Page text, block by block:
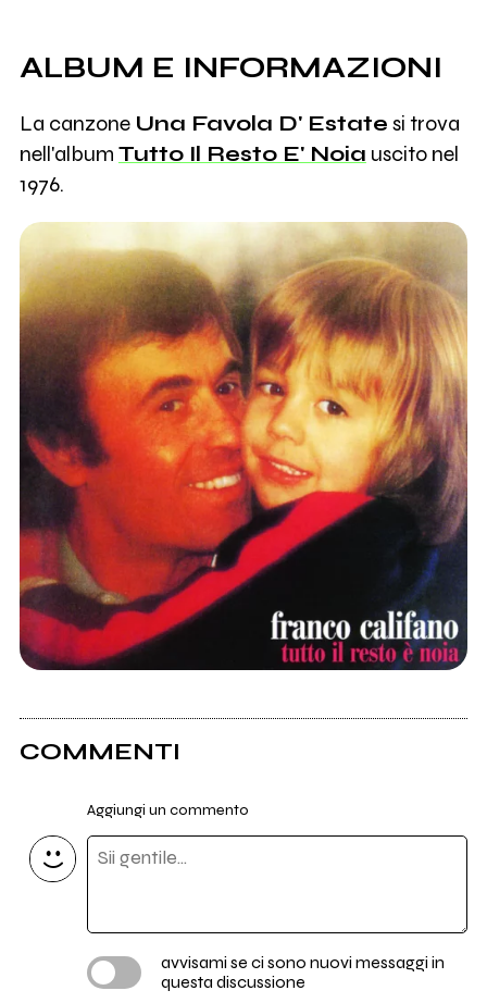
ALBUM E INFORMAZIONI
La canzone Una Favola D' Estate si trova
nell'album Tutto Il Resto E' Noia uscito nel
1976.
COMMENTI
Aggiungi un commento
avvisami se ci sono nuovi messaggi in
questa discussione